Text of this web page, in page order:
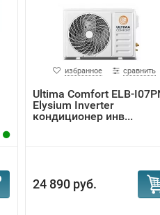
избранное сравнить
Ultima Comfort ELB-
Elysium Inverter
кондиционер инв...
24 890 руб.